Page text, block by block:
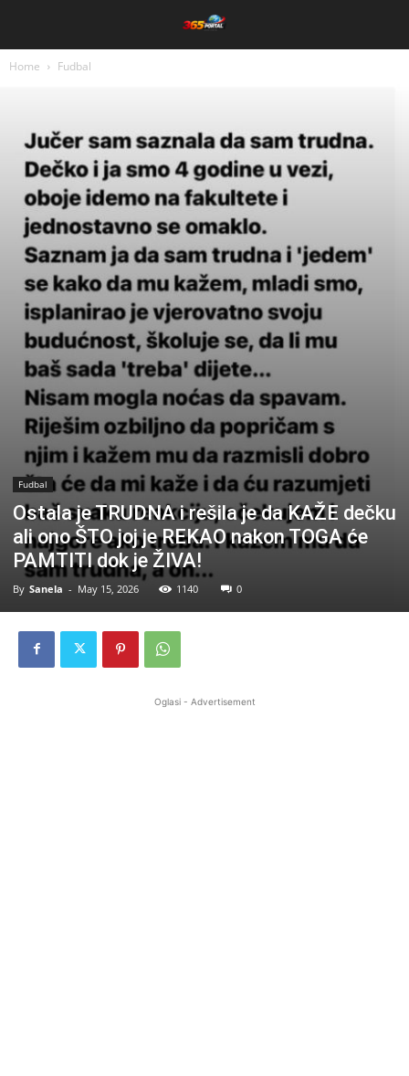
Home Fudbal
Fudbal
Ostala je TRUDNA i rešila je da KAŽE dečku
ali ono ŠTO joj je REKAO nakon TOGA će
PAMTITI dok je ŽIVA!
By Sanela - May 15, 2026 1140 0
Oglasi - Advertisement